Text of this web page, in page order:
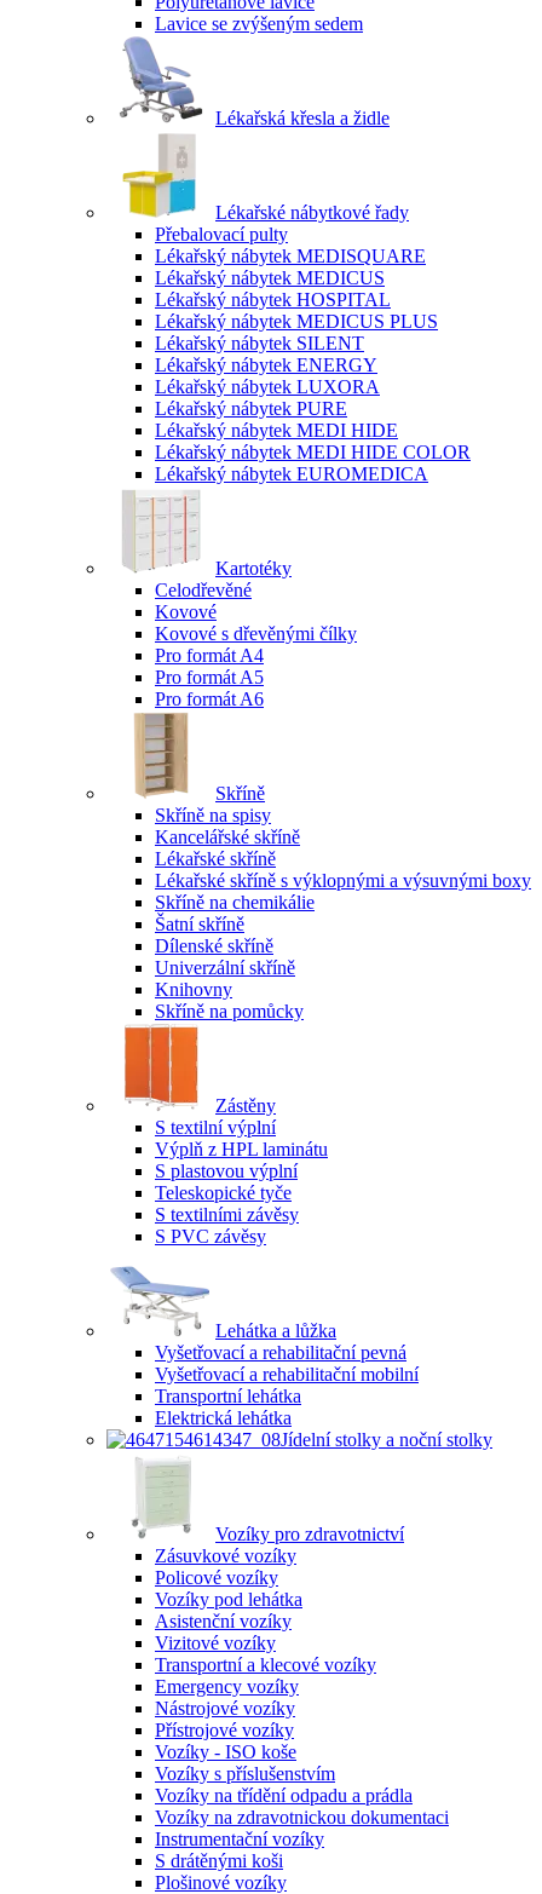
Lavice se zvýšeným sedem
Lékařská křesla a židle
Lékařské nábytkové řady
Přebalovací pulty
Lékařský nábytek MEDISQUARE
Lékařský nábytek MEDICUS
Lékařský nábytek HOSPITAL
Lékařský nábytek MEDICUS PLUS
Lékařský nábytek SILENT
Lékařský nábytek ENERGY
Lékařský nábytek LUXORA
Lékařský nábytek PURE
Lékařský nábytek MEDI HIDE
Lékařský nábytek MEDI HIDE COLOR
Lékařský nábytek EUROMEDICA
Kartotéky
Celodřevěné
Kovové
Kovové s dřevěnými čílky
Pro formát A4
Pro formát A5
Pro formát A6
Skříně
Skříně na spisy
Kancelářské skříně
Lékařské skříně
Lékařské skříně s výklopnými a výsuvnými boxy
Skříně na chemikálie
Šatní skříně
Dílenské skříně
Univerzální skříně
Knihovny
Skříně na pomůcky
Zástěny
S textilní výplní
Výplň z HPL laminátu
S plastovou výplní
Teleskopické tyče
S textilními závěsy
S PVC závěsy
Lehátka a lůžka
Vyšetřovací a rehabilitační pevná
Vyšetřovací a rehabilitační mobilní
Transportní lehátka
Elektrická lehátka
Jídelní stolky a noční stolky
Vozíky pro zdravotnictví
Zásuvkové vozíky
Policové vozíky
Vozíky pod lehátka
Asistenční vozíky
Vizitové vozíky
Transportní a klecové vozíky
Emergency vozíky
Nástrojové vozíky
Přístrojové vozíky
Vozíky - ISO koše
Vozíky s příslušenstvím
Vozíky na třídění odpadu a prádla
Vozíky na zdravotnickou dokumentaci
Instrumentační vozíky
S drátěnými koši
Plošinové vozíky